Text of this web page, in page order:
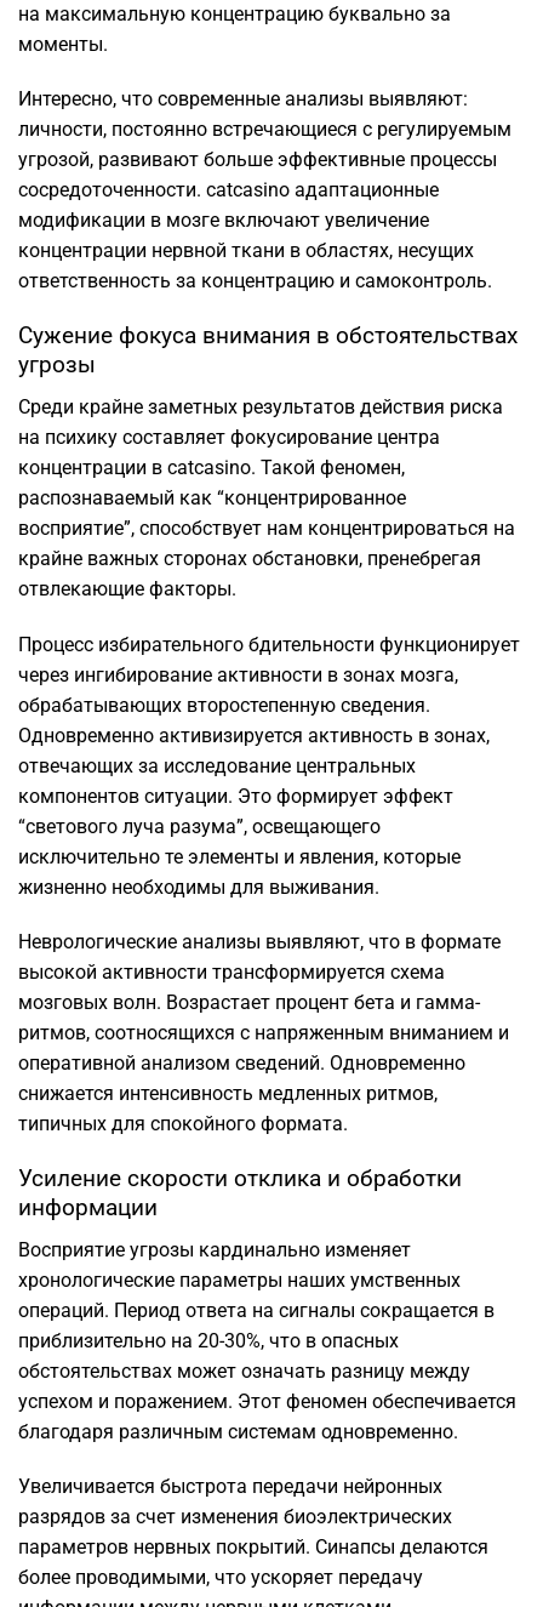
на максимальную концентрацию буквально за
моменты.
Интересно, что современные анализы выявляют:
личности, постоянно встречающиеся с регулируемым
угрозой, развивают больше эффективные процессы
сосредоточенности. catcasino адаптационные
модификации в мозге включают увеличение
концентрации нервной ткани в областях, несущих
ответственность за концентрацию и самоконтроль.
Сужение фокуса внимания в обстоятельствах
угрозы
Среди крайне заметных результатов действия риска
на психику составляет фокусирование центра
концентрации в catcasino. Такой феномен,
распознаваемый как “концентрированное
восприятие”, способствует нам концентрироваться на
крайне важных сторонах обстановки, пренебрегая
отвлекающие факторы.
Процесс избирательного бдительности функционирует
через ингибирование активности в зонах мозга,
обрабатывающих второстепенную сведения.
Одновременно активизируется активность в зонах,
отвечающих за исследование центральных
компонентов ситуации. Это формирует эффект
“светового луча разума”, освещающего
исключительно те элементы и явления, которые
жизненно необходимы для выживания.
Неврологические анализы выявляют, что в формате
высокой активности трансформируется схема
мозговых волн. Возрастает процент бета и гамма-
ритмов, соотносящихся с напряженным вниманием и
оперативной анализом сведений. Одновременно
снижается интенсивность медленных ритмов,
типичных для спокойного формата.
Усиление скорости отклика и обработки
информации
Восприятие угрозы кардинально изменяет
хронологические параметры наших умственных
операций. Период ответа на сигналы сокращается в
приблизительно на 20-30%, что в опасных
обстоятельствах может означать разницу между
успехом и поражением. Этот феномен обеспечивается
благодаря различным системам одновременно.
Увеличивается быстрота передачи нейронных
разрядов за счет изменения биоэлектрических
параметров нервных покрытий. Синапсы делаются
более проводимыми, что ускоряет передачу